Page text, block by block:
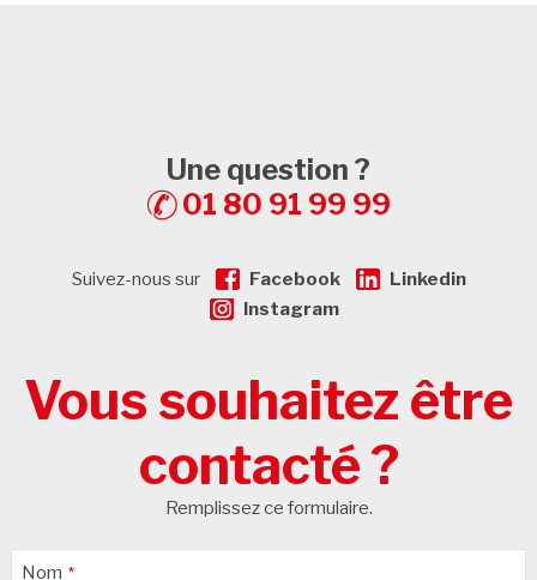
Une question ?
01 80 91 99 99
Suivez-nous sur Facebook
Linkedin
Instagram
Vous souhaitez être
contacté ?
Remplissez ce formulaire.
Nom *